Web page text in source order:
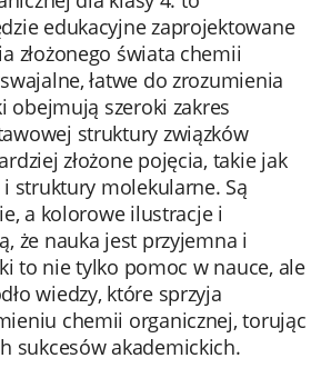
edukacyjne zaprojektowane
złożonego świata chemii
łatwe do zrozumienia
obejmują szeroki zakres
struktury związków
złożone pojęcia, takie jak
struktury molekularne. Są
a kolorowe ilustracje i
że nauka jest przyjemna i
to nie tylko pomoc w nauce, ale
wiedzy, które sprzyja
chemii organicznej, torując
sukcesów akademickich.